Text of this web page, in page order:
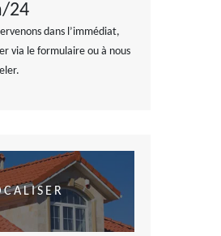
24
dans l’immédiat,
via le formulaire ou à nous